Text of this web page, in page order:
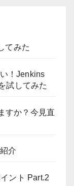
てみた
！Jenkins
試してみた
すか？今見直
介
ント Part.2